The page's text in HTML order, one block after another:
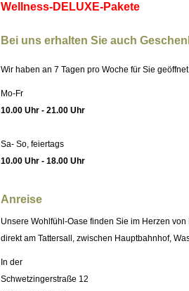
Wellness-DELUXE-Pakete
Bei uns erhalten Sie auch
Wir haben an 7 Tagen pro Woche für Sie
Mo-Fr
10.00 Uhr - 21.00 Uhr
Sa- So, feiertags
10.00 Uhr - 18.00 Uhr
Anreise
Unsere Wohlfühl-Oase finden Sie im Herzen von
direkt am Tattersall, zwischen Hauptbahnhof,
In der
Schwetzingerstraße 12